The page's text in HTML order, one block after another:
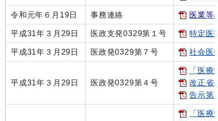
令和元年６月19日 事務連絡 医業等
平成31年３月29日 医政支発0329第１号 特定医
平成31年３月29日 医政発0329第７号 社会医
平成31年３月29日 医政発0329第４号
「医
改正省
告示第
「医